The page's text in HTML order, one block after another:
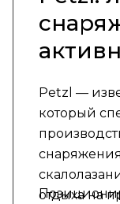
Petzl —
который
отдыха на